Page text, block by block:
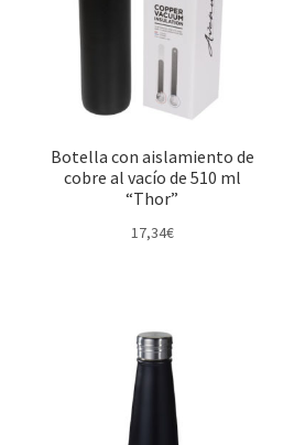
Botella con aislamiento de
cobre al vacío de 510 ml
“Thor”
17,34€